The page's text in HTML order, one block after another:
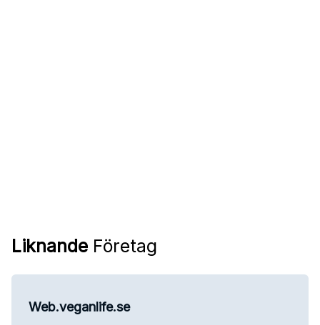
Liknande Företag
Web.veganlife.se